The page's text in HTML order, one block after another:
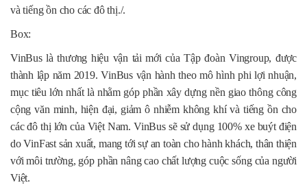
và tiếng ồn cho các đô thị./.
Box:
VinBus là thương hiệu vận tải mới của Tập đoàn Vingroup, được
thành lập năm 2019. VinBus vận hành theo mô hình phi lợi nhuận,
mục tiêu lớn nhất là nhằm góp phần xây dựng nền giao thông công
cộng văn minh, hiện đại, giảm ô nhiễm không khí và tiếng ồn cho
các đô thị lớn của Việt Nam. VinBus sẽ sử dụng 100% xe buýt điện
do VinFast sản xuất, mang tới sự an toàn cho hành khách, thân thiện
với môi trường, góp phần nâng cao chất lượng cuộc sống của người
Việt.